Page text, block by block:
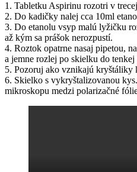
1. Tabletku Aspirinu rozotri v
2. Do kadičky nalej cca 10ml
3. Do etanolu vsyp malú lyžičku
až kým sa prášok nerozpustí.
4. Roztok opatrne nasaj pipetou,
a jemne rozlej po skielku do tenkej
5. Pozoruj ako vznikajú kryštáliky
6. Skielko s vykryštalizovanou
mikroskopu medzi polarizačné